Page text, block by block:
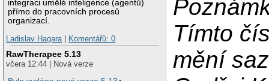
integraci umělé inteligence (agentů)
přímo do pracovních procesů
organizací.
Ladislav Hagara
Komentářů: 0
RawTherapee 5.13
včera 12:44 | Nová verze
Tímto
mění